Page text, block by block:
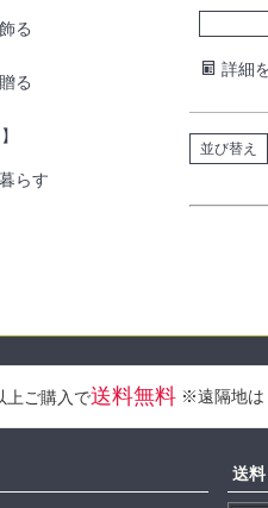
る
る
らす
詳細
並び替え
上ご購入で送料無料※遠隔地は
送